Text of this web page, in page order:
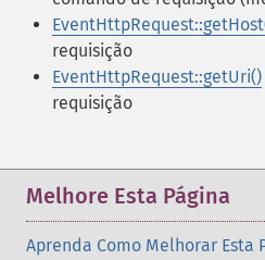
requisição
EventHttpRequest::getUri()
requisição
Melhore Esta Página
Aprenda Como Melhorar Esta